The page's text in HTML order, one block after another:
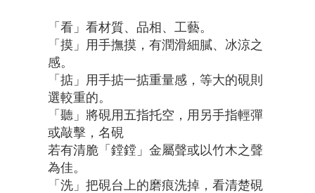
「看」看材質、品相、工藝。
「摸」用手撫摸，有潤滑細膩、冰涼之
感。
「掂」用手掂一掂重量感，等大的硯則
選較重的。
「聽」將硯用五指托空，用另手指輕彈
或敲擊，名硯
若有清脆「鏜鏜」金屬聲或以竹木之聲
為佳。
「洗」把硯台上的磨痕洗掉，看清楚硯